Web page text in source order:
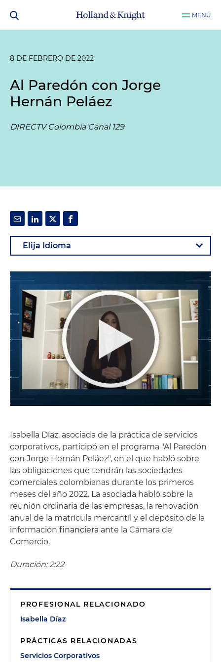
MENÚ
8 DE FEBRERO DE 2022
Al Paredón con Jorge
Hernán Peláez
DIRECTV Colombia Canal 129
Isabella Díaz, asociada de la práctica de servicios
corporativos, participó en el programa "Al Paredón
con Jorge Hernán Peláez", en el que habló sobre
las obligaciones que tendrán las sociedades
comerciales colombianas durante los primeros
meses del año 2022. La asociada habló sobre la
reunión ordinaria de las empresas, la renovación
anual de la matrícula mercantíl y el depósito de la
información financiera ante la Cámara de
Comercio.
Duración: 2:22
PROFESIONAL RELACIONADO
Isabella Díaz
PRÁCTICAS RELACIONADAS
Servicios Corporativos